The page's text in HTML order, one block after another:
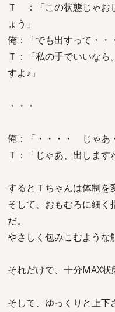
Ｔ ：「この状態じゃお
ょう」
俺：「でも出すって・・
Ｔ：「私の手でいいな
すよ♪」
・・・
俺：「・・・・ じゃあ
Ｔ：「じゃあ、出します
するとＴちゃんは体制を
そして、おもむろに細
だ。
やさしく包みこむような
それだけで、十分MAX状
そして、ゆっくりと上下